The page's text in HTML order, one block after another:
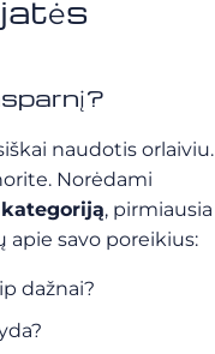
naudotis orlaiviu.
Norėdami
kategoriją, pirmiausia
savo poreikius:
dažnai?